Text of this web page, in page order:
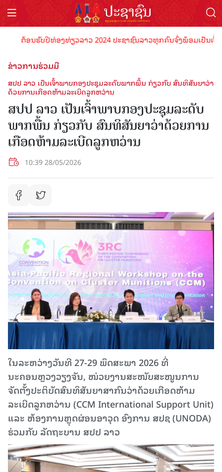
ຕ້ອນຮັບປີທ່ອງທ່ຽວລາວ 2024 ປະຊາຊົນລາວທຸກຄົນຈົ່ງພ້ອມເປັນເຈົ້າພ
ຂ່າວການຮ່ວມມື
ສປປ ລາວ ເປັນເຈົ້າພາບກອງປະຊຸມລະດັບພາກພື້ນ ກ່ຽວກັບ ສົນທິສັນຍາວ່າ
ດ້ວຍການເກືອດຫ້າມລະເບີດລູກຫວ່ານ
ສປປ ລາວ ເປັນເຈົ້າພາບກອງປະຊຸມລະດັບ
ພາກພື້ນ ກ່ຽວກັບ ສົນທິສັນຍາວ່າດ້ວຍການ
ເກືອດຫ້າມລະເບີດລູກຫວ່ານ
10:39 28/05/2026
ໃນລະຫວ່າງວັນທີ 27-29 ພຶດສະພາ 2026 ທີ່
ນະຄອນຫຼວງວຽງຈັນ, ໜ່ວຍງານສະໜັບສະໜູນການ
ຈັດຕັ້ງປະຕິບັດສົນທິສັນຍາສາກົນວ່າດ້ວຍເກືອດຫ້າມ
ລະເບີດລູກຫວ່ານ (CCM International Support Unit)
ແລະ ຫ້ອງການຫຼຸດຜ່ອນອາວຸດ ອົງການ ສປຊ (UNODA)
ຮ່ວມກັບ ລັດຖະບານ ສປປ ລາວ